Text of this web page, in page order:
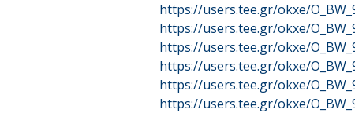
https://users.tee.gr/okxe/
https://users.tee.gr/okxe/
https://users.tee.gr/okxe/
https://users.tee.gr/okxe/
https://users.tee.gr/okxe/
https://users.tee.gr/okxe/